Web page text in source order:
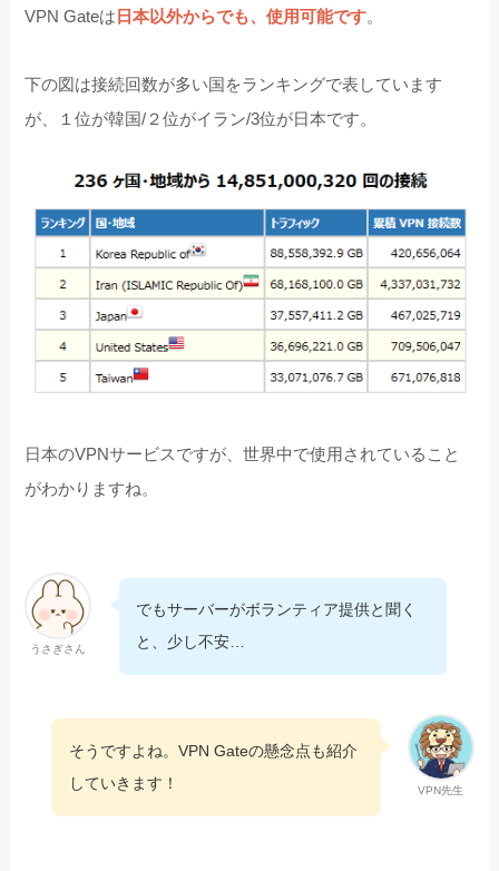
VPN Gateは 日本以外からでも、使用可能です。
下の図は接続回数が多い国をランキングで表しています
が、１位が韓国/２位がイラン/3位が日本です。
日本のVPNサービスですが、世界中で使用されていること
がわかりますね。
うさぎさん
でもサーバーがボランティア提供と聞く
と、少し不安…
VPN先生
そうですよね。VPN Gateの懸念点も紹介
していきます！